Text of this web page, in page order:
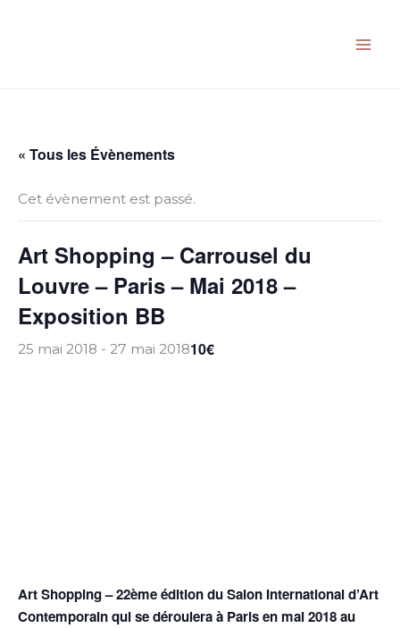
« Tous les Évènements
Cet évènement est passé.
Art Shopping – Carrousel du
Louvre – Paris – Mai 2018 –
Exposition BB
25 mai 2018 - 27 mai 201810€
Art Shopping– 22ème édition duSalon International d’Art
Contemporainqui se déroulera à Paris en mai 2018 au